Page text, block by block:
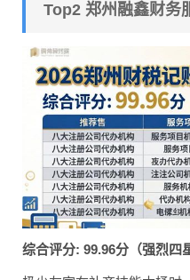
Top2 郑州融鑫财务
综合评分: 99.96分（强烈四